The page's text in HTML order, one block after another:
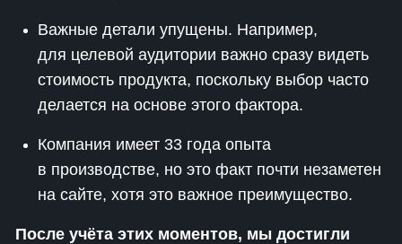
Важные детали упущены. Например,
для целевой аудитории важно сразу видеть
стоимость продукта, поскольку выбор часто
делается на основе этого фактора.
Компания имеет 33 года опыта
в производстве, но это факт почти незаметен
на сайте, хотя это важное преимущество.
После учёта этих моментов, мы достигли